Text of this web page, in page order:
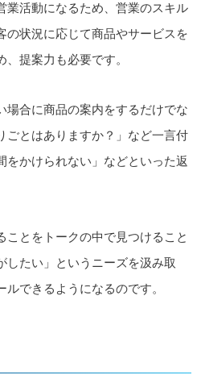
業活動になるため、営業のスキル
の状況に応じて商品やサービスを
提案力も必要です。
場合に商品の案内をするだけでな
ごとはありますか？」など一言付
をかけられない」などといった返
ことをトークの中で見つけること
したい」というニーズを汲み取
できるようになるのです。